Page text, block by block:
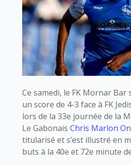
Ce samedi, le FK Mornar Bar
un score de 4-3 face à FK
lors de la 33e journée de la
Le Gabonais Chris Marlon
titularisé et s’est illustré en
buts à la 40e et 72e minute